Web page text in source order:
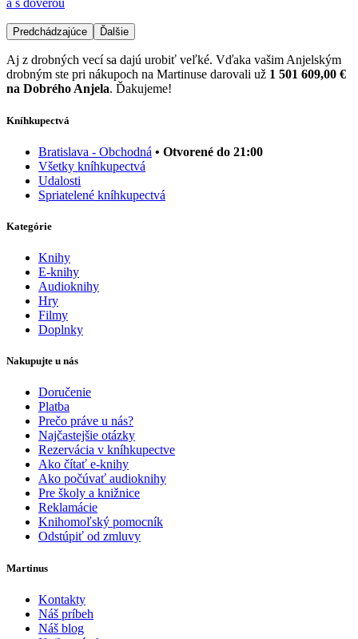
a s dôverou
Predchádzajúce Ďalšie
Aj z drobných vecí sa dajú urobiť veľké. Vďaka vašim Anjelským
drobným ste pri nákupoch na Martinuse darovali už 1 501 609,00 €
na Dobrého Anjela. Ďakujeme!
Kníhkupectvá
Bratislava - Obchodná • Otvorené do 21:00
Všetky kníhkupectvá
Udalosti
Spriatelené kníhkupectvá
Kategórie
Knihy
E-knihy
Audioknihy
Hry
Filmy
Doplnky
Nakupujte u nás
Doručenie
Platba
Prečo práve u nás?
Najčastejšie otázky
Rezervácia v kníhkupectve
Ako čítať e-knihy
Ako počúvať audioknihy
Pre školy a knižnice
Reklamácie
Knihomoľský pomocník
Odstúpiť od zmluvy
Martinus
Kontakty
Náš príbeh
Náš blog